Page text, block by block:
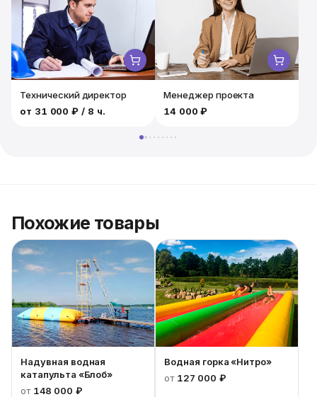
оригинальными водными забавами!
Технический директор
от 31 000 ₽ / 8 ч.
Менеджер проекта
14 000 ₽
Похожие товары
Надувная водная
катапульта «Блоб»
от 148 000 ₽
Водная горка «Нитро»
от 127 000 ₽